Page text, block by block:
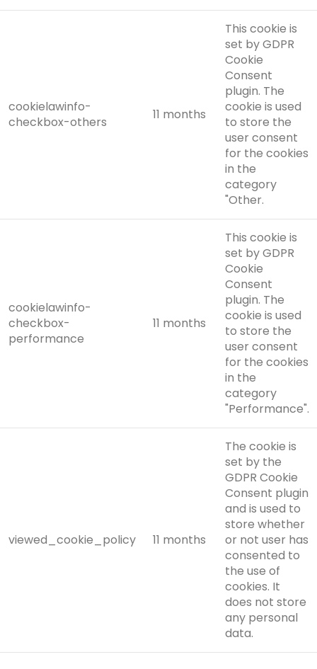
cookielawinfo-
checkbox-others
11 months
This cookie is
set by GDPR
Cookie
Consent
plugin. The
cookie is used
to store the
user consent
for the cookies
in the
category
"Other.
cookielawinfo-
checkbox-
performance
11 months
This cookie is
set by GDPR
Cookie
Consent
plugin. The
cookie is used
to store the
user consent
for the cookies
in the
category
"Performance".
viewed_cookie_policy 11 months
The cookie is
set by the
GDPR Cookie
Consent plugin
and is used to
store whether
or not user has
consented to
the use of
cookies. It
does not store
any personal
data.